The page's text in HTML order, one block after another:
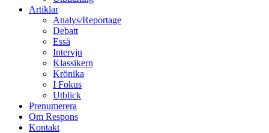
Artiklar
Analys/Reportage
Debatt
Essä
Intervju
Klassikern
Krönika
I Fokus
Utblick
Prenumerera
Om Respons
Kontakt